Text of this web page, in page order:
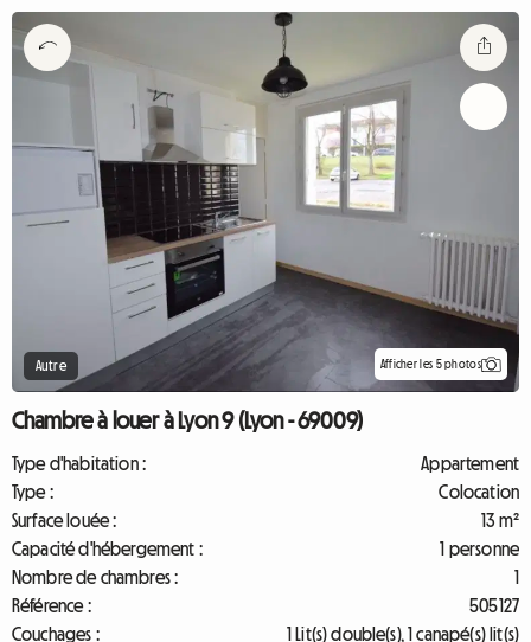
Autre Afficher les 5 photos
Chambre à louer à Lyon 9 (Lyon - 69009)
Type d'habitation :
Appartement
Type :
Colocation
Surface louée :
13 m²
Capacité d'hébergement :
1 personne
Nombre de chambres :
1
Référence :
505127
Couchages :
1 Lit(s) double(s), 1 canapé(s) lit(s)